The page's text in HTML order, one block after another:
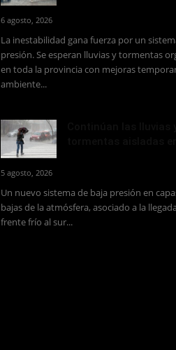
6 agosto, 2026
La inestabilidad gana fuerza por un
presión. Se esperan lluvias y tormentas
en toda la provincia con mejoras
ambiente...
5 agosto, 2026
Un nuevo sistema de baja presión en
bajas de la atmósfera, asociado a la
frente frío al sur...